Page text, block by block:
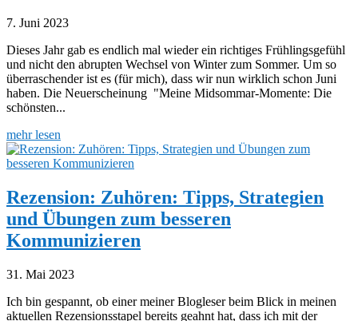
7. Juni 2023
Dieses Jahr gab es endlich mal wieder ein richtiges Frühlingsgefühl
und nicht den abrupten Wechsel von Winter zum Sommer. Um so
überraschender ist es (für mich), dass wir nun wirklich schon Juni
haben. Die Neuerscheinung "Meine Midsommar-Momente: Die
schönsten...
mehr lesen
Rezension: Zuhören: Tipps, Strategien
und Übungen zum besseren
Kommunizieren
31. Mai 2023
Ich bin gespannt, ob einer meiner Blogleser beim Blick in meinen
aktuellen Rezensionsstapel bereits geahnt hat, dass ich mit der